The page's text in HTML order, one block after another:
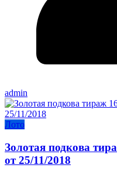
admin
Лото
Золотая подкова
от 25/11/2018